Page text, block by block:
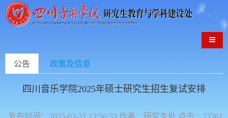
导航
公告 政策及信息
四川音乐学院2025年硕士研究生招生复试安排
发布时间：2025-03-21 13:56:53 作者：研究生处 点击：23361